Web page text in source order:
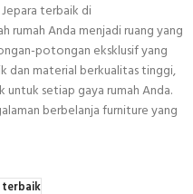
terbaik di
rumah Anda menjadi ruang yang
potongan eksklusif yang
dan material berkualitas tinggi,
setiap gaya rumah Anda.
berbelanja furniture yang